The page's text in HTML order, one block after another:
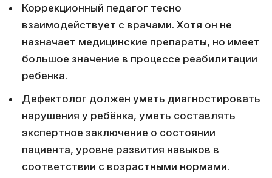
Коррекционный педагог тесно
взаимодействует с врачами. Хотя он не
назначает медицинские препараты, но имеет
большое значение в процессе реабилитации
ребенка.
Дефектолог должен уметь диагностировать
нарушения у ребёнка, уметь составлять
экспертное заключение о состоянии
пациента, уровне развития навыков в
соответствии с возрастными нормами.